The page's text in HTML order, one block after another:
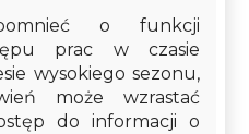
o funkcji
prac w czasie
wysokiego sezonu,
może wzrastać
do informacji o